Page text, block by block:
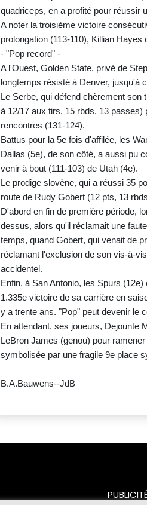
quadriceps, en a profité pour réussir
A noter la troisième victoire
prolongation (113-110), Killian
- "Pop record" -
A l'Ouest, Golden State, privé de
longtemps résisté à Denver, jusqu'à
Le Serbe, qui défend chèrement son
à 12/17 aux tirs, 15 rbds, 13
rencontres (131-124).
Battus pour la 5e fois d'affilée, les
Dallas (5e), de son côté, a aussi pu
venir à bout (111-103) de Utah (4e).
Le prodige slovène, qui a réussi 35
route de Rudy Gobert (12 pts, 13
D'abord en fin de première période,
dessus, alors qu'il réclamait une
temps, quand Gobert, qui venait de
réclamant l'exclusion de son vis-à-
accidentel.
Enfin, à San Antonio, les Spurs
1.335e victoire de sa carrière en
y a trente ans. "Pop" peut devenir le
En attendant, ses joueurs, Dejounte
LeBron James (genou) pour
symbolisée par une fragile 9e place
B.A.Bauwens--JdB